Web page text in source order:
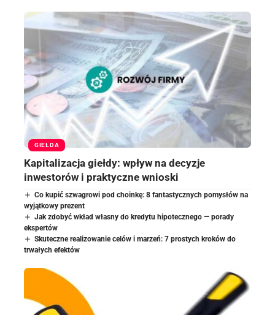
GIEŁDA
Kapitalizacja giełdy: wpływ na decyzje
inwestorów i praktyczne wnioski
Co kupić szwagrowi pod choinkę: 8 fantastycznych pomysłów na
wyjątkowy prezent
Jak zdobyć wkład własny do kredytu hipotecznego — porady
ekspertów
Skuteczne realizowanie celów i marzeń: 7 prostych kroków do
trwałych efektów